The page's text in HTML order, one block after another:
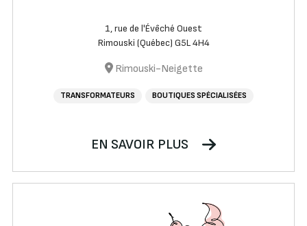
1, rue de l'Évêché Ouest
Rimouski (Québec) G5L 4H4
Rimouski-Neigette
TRANSFORMATEURS BOUTIQUES SPÉCIALISÉES
EN SAVOIR PLUS